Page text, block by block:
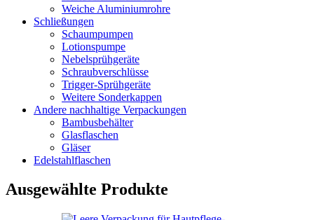
Weiche Aluminiumrohre
Schließungen
Schaumpumpen
Lotionspumpe
Nebelsprühgeräte
Schraubverschlüsse
Trigger-Sprühgeräte
Weitere Sonderkappen
Andere nachhaltige Verpackungen
Bambusbehälter
Glasflaschen
Gläser
Edelstahlflaschen
Ausgewählte Produkte